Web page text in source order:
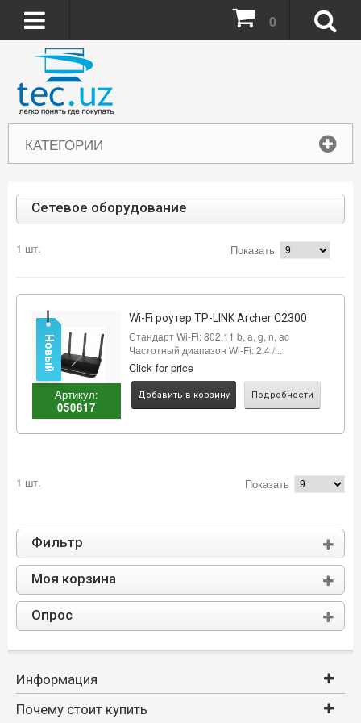
КАТЕГОРИИ
0
Сетевое оборудование
1 шт. Показать
Артикул:
050817
Wi-Fi роутер TP-LINK Archer C2300
Стандарт Wi-Fi: 802.11 b, a, g, n, ac
Частотный диапазон Wi-Fi: 2.4 /...
Click for price
Добавить в корзину Подробности
Новый
1 шт. Показать
Фильтр
Моя корзина
Опрос
Информация
Почему стоит купить